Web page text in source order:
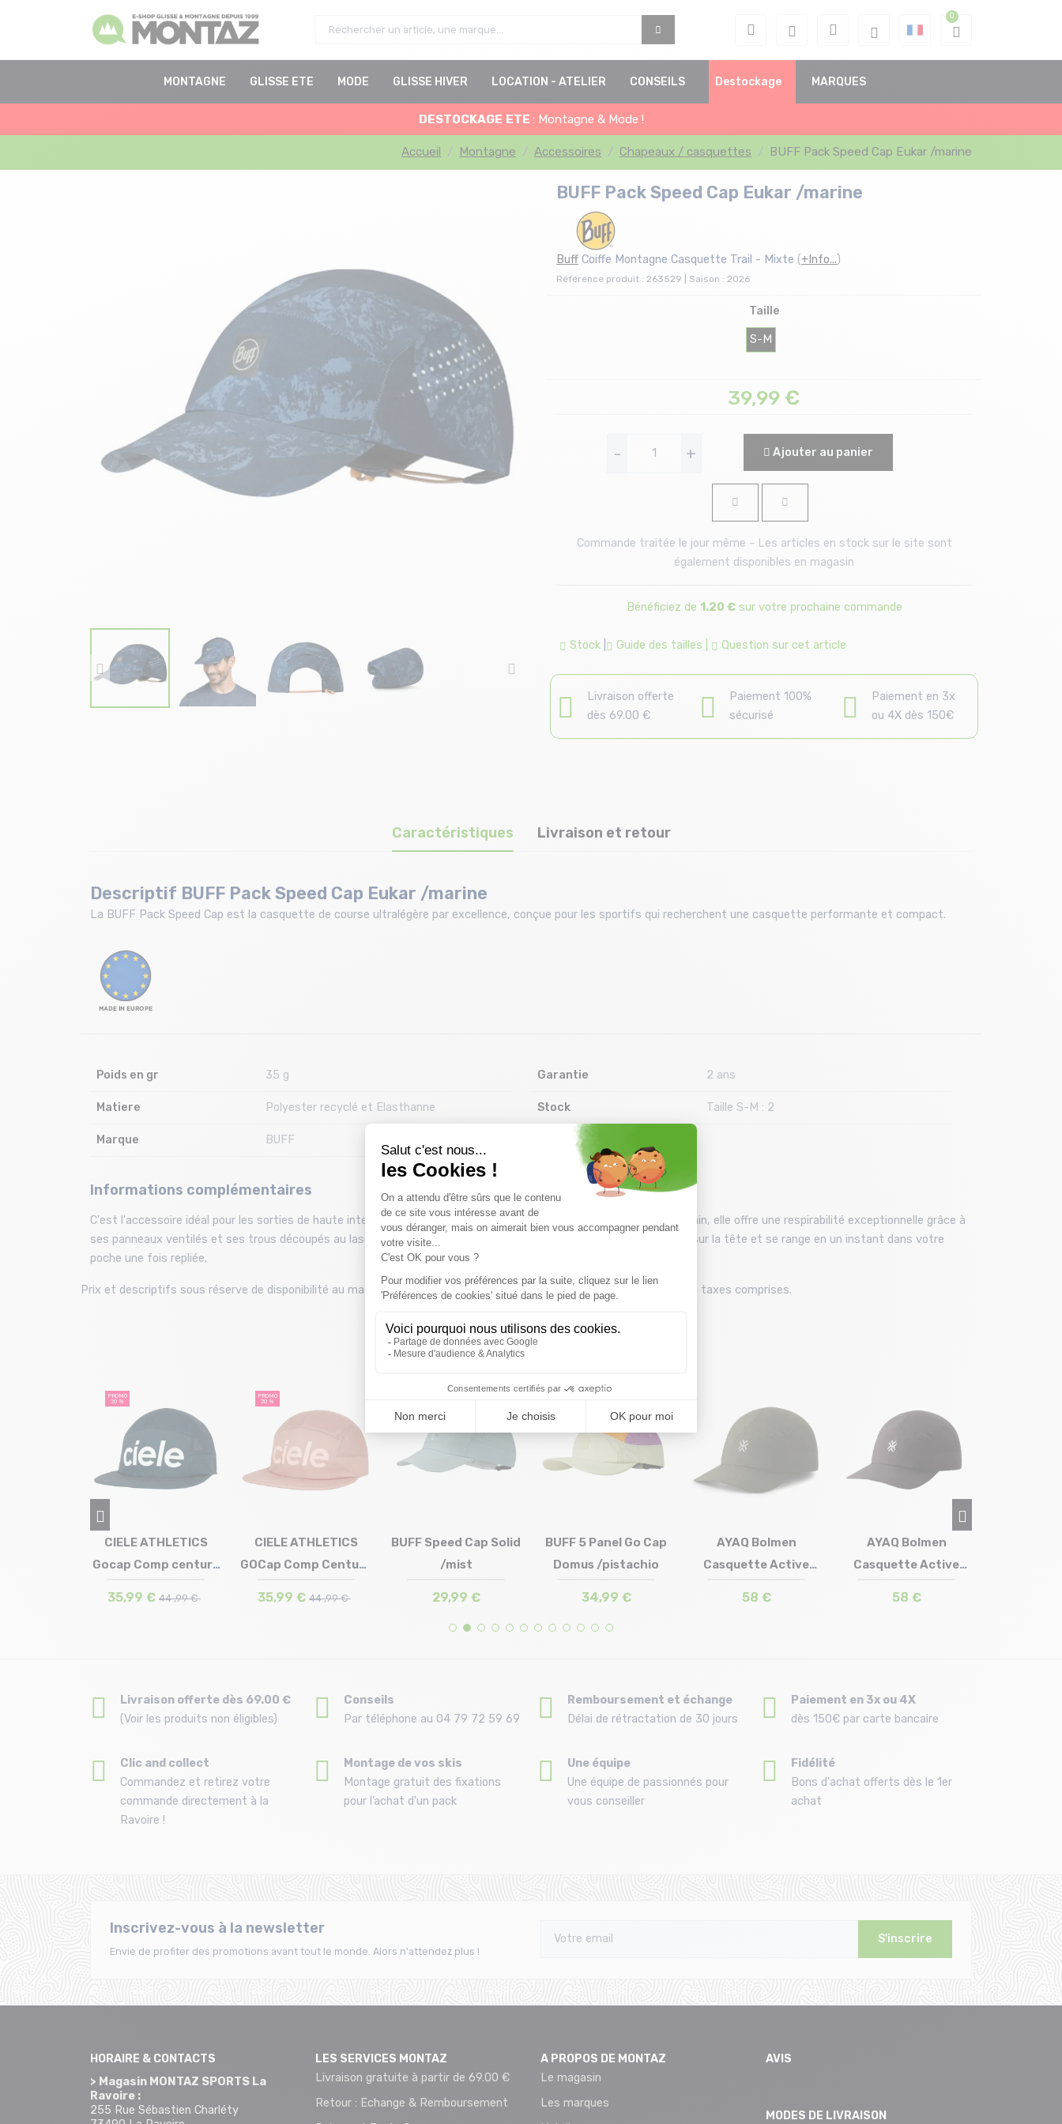
MONTAGNE GLISSE ETE MODE GLISSE HIVER LOCATION - ATELIER CONSEILS Destockage MARQUES
DESTOCKAGE ETE : Montagne & Mode !
Accueil Montagne Accessoires Chapeaux / casquettes BUFF Pack Speed Cap Eukar /marine
BUFF Pack Speed Cap Eukar /marine
Buff Coiffe Montagne Casquette Trail - Mixte (+Info...)
Référence produit : 263529 | Saison : 2026
Taille
S-M
39,99 €
- + Ajouter au panier
Commande traitée le jour même - Les articles en stock sur le site sont
également disponibles en magasin
Bénéficiez de 1.20 €sur votre prochaine commande
Stock Guide des tailles Question sur cet article
Livraison offerte
dès 69.00 €
Paiement 100%
sécurisé
Paiement en 3x
ou 4X dès 150€
Caractéristiques Livraison et retour
Descriptif BUFF Pack Speed Cap Eukar /marine
La BUFF Pack Speed Cap est la casquette de course ultralégère par excellence, conçue pour les sportifs qui recherchent une casquette performante et compact.
Poids en gr 35 g
Matiere Polyester recyclé et Elasthanne
Marque BUFF
Garantie 2 ans
Stock Taille S-M : 2
Informations complémentaires
C'est l'accessoire idéal pour les sorties de haute intensité. Que vous soyez sur les sentiers de trail ou en milieu urbain, elle offre une respirabilité exceptionnelle grâce à
ses panneaux ventilés et ses trous découpés au laser. Avec un poids plume de seulement 35 g, elle se fait oublier sur la tête et se range en un instant dans votre
poche une fois repliée.
Prix et descriptifs sous réserve de disponibilité au magasin Montaz , La Ravoire. Les tarifs du catalogue sont toutes taxes comprises.
Vous pourriez aussi aimer
PROMO
20 %
Taille en stock
CIELE ATHLETICS
Gocap Comp century
35,99 € 44 ,99 €
PROMO
20 %
Taille en stock
CIELE ATHLETICS
GOCap Comp Century
35,99 € 44 ,99 €
Taille en stock
BUFF Speed Cap Solid
/mist
29,99 €
Taille en stock
BUFF 5 Panel Go Cap
Domus /pistachio
34,99 €
Taille en stock
AYAQ Bolmen
Casquette Active
58 €
Taille en stock
AYAQ Bolmen
Casquette Active
58 €
Livraison offerte dès 69.00 €
(Voir les produits non éligibles)
Conseils
Par téléphone au 04 79 72 59 69
Remboursement et échange
Délai de rétractation de 30 jours
Paiement en 3x ou 4X
dès 150€ par carte bancaire
Clic and collect
Commandez et retirez votre
commande directement à la
Ravoire !
Montage de vos skis
Montage gratuit des fixations
pour l’achat d'un pack
Une équipe
Une équipe de passionnés pour
vous conseiller
Fidélité
Bons d'achat offerts dès le 1er
achat
Inscrivez-vous à la newsletter
Envie de profiter des promotions avant tout le monde. Alors n'attendez plus !
S'inscrire
HORAIRE & CONTACTS
> Magasin MONTAZ SPORTS La
Ravoire :
255 Rue Sébastien Charléty
LES SERVICES MONTAZ
Livraison gratuite à partir de 69.00 €
Retour : Echange & Remboursement
A PROPOS DE MONTAZ
Le magasin
Les marques
AVIS
MODES DE LIVRAISON